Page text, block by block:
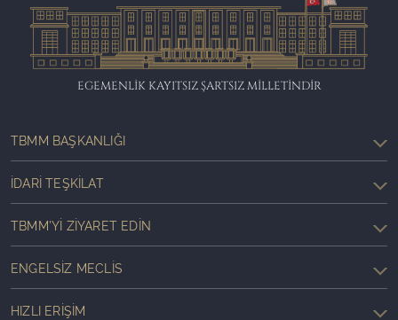
EGEMENLİK KAYITSIZ ŞARTSIZ MİLLETİNDİR
TBMM BAŞKANLIĞI
İDARI TEŞKILAT
TBMM'YI ZIYARET EDIN
ENGELSIZ MECLIS
HIZLI ERIŞIM